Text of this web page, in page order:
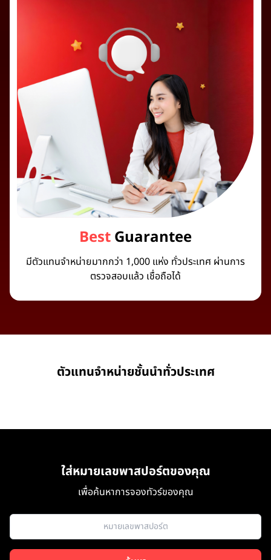
BestGuarantee
มีตัวแทนจำหน่ายมากกว่า 1,000 แห่ง ทั่วประเทศ ผ่านการ
ตรวจสอบแล้ว เชื่อถือได้
ตัวแทนจำหน่ายชั้นนำทั่วประเทศ
ใส่หมายเลขพาสปอร์ตของคุณ
เพื่อค้นหาการจองทัวร์ของคุณ